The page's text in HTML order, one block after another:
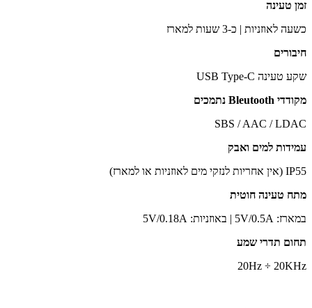
זמן טעינה
כשעה לאוזניות | כ-3 שעות למארז
חיבורים
שקע טעינה USB Type-C
מקודדי Bleutooth נתמכים
SBS / AAC / LDAC
עמידות למים ואבק
IP55 (אין אחריות לנזקי מים לאוזניות או למארז)
מתח טעינה חוטית
במארז: 5V/0.5A | באוזניות: 5V/0.18A
תחום תדרי שמע
20Hz ÷ 20KHz